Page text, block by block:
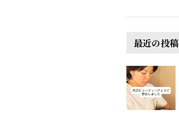
最近の投稿